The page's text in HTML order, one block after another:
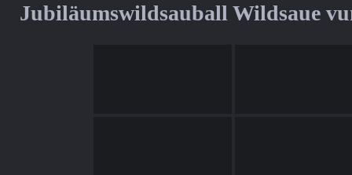
Jubiläumswildsauball Wildsaue